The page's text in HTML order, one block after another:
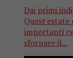
Dai primi
importanti
sfornare il...